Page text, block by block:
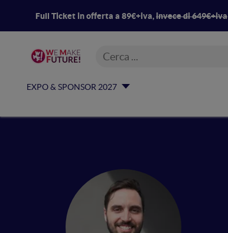
Full Ticket in offerta a 89€+iva,invece di 649€+iva
EXPO & SPONSOR 2027